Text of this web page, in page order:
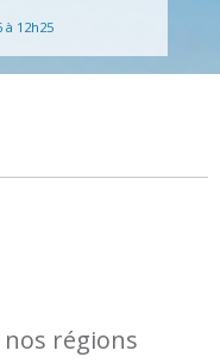
à 12h25
régions